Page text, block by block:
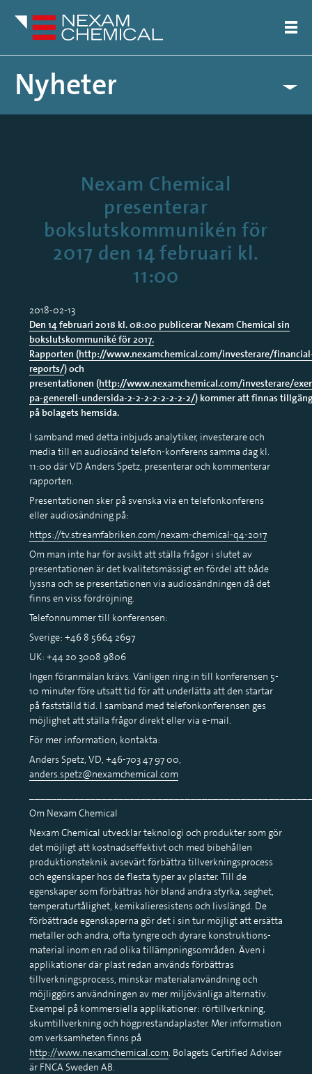
Nyheter
Nexam Chemical
presenterar
bokslutskommunikén för
2017 den 14 februari kl.
11:00
2018-02-13
Den 14 februari 2018 kl. 08:00 publicerar Nexam Chemical sin
bokslutskommuniké för 2017.
Rapporten (http://www.nexamchemical.com/investerare/
reports/) och
presentationen (http://www.nexamchemical.com/investerare/
pa-generell-undersida-2-2-2-2-2-2-2-2/) kommer att finnas
på bolagets hemsida.
I samband med detta inbjuds analytiker, investerare och
media till en audiosänd telefon-konferens samma dag kl.
11:00 där VD Anders Spetz, presenterar och kommenterar
rapporten.
Presentationen sker på svenska via en telefonkonferens
eller audiosändning på:
https://tv.streamfabriken.com/nexam-chemical-q4-2017
Om man inte har för avsikt att ställa frågor i slutet av
presentationen är det kvalitetsmässigt en fördel att både
lyssna och se presentationen via audiosändningen då det
finns en viss fördröjning.
Telefonnummer till konferensen:
Sverige: +46 8 5664 2697
UK: +44 20 3008 9806
Ingen föranmälan krävs. Vänligen ring in till konferensen 5-
10 minuter före utsatt tid för att underlätta att den startar
på fastställd tid. I samband med telefonkonferensen ges
möjlighet att ställa frågor direkt eller via e-mail.
För mer information, kontakta:
Anders Spetz, VD, +46-703 47 97 00,
anders.spetz@nexamchemical.com
Om Nexam Chemical
Nexam Chemical utvecklar teknologi och produkter som gör
det möjligt att kostnadseffektivt och med bibehållen
produktionsteknik avsevärt förbättra tillverkningsprocess
och egenskaper hos de flesta typer av plaster. Till de
egenskaper som förbättras hör bland andra styrka, seghet,
temperaturtålighet, kemikalieresistens och livslängd. De
förbättrade egenskaperna gör det i sin tur möjligt att ersätta
metaller och andra, ofta tyngre och dyrare konstruktions-
material inom en rad olika tillämpningsområden. Även i
applikationer där plast redan används förbättras
tillverkningsprocess, minskar materialanvändning och
möjliggörs användningen av mer miljövänliga alternativ.
Exempel på kommersiella applikationer: rörtillverkning,
skumtillverkning och högprestandaplaster. Mer information
om verksamheten finns på
http://www.nexamchemical.com. Bolagets Certified Adviser
är FNCA Sweden AB.